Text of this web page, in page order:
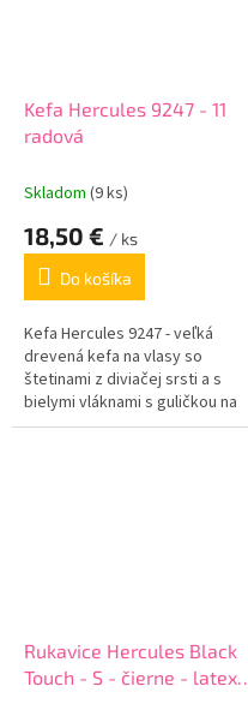
Kefa Hercules 9247 - 11
radová
Skladom (9 ks)
18,50 € / ks
Do košíka
Kefa Hercules 9247 - veľká
drevená kefa na vlasy so
štetinami z diviačej srsti a s
bielymi vláknami s guličkou na
konci. 11 radov štetín.
Rukavice Hercules Black
Touch - S - čierne - latex -